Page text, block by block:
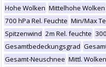
Hohe Wolken Mittelhohe Wolken
700 hPa Rel. Feuchte Min/Max
Spitzenwind 2m Rel. feuchte
Gesamtbedeckungsgrad
Gesamt-Neuschnee Mittl. Wolken